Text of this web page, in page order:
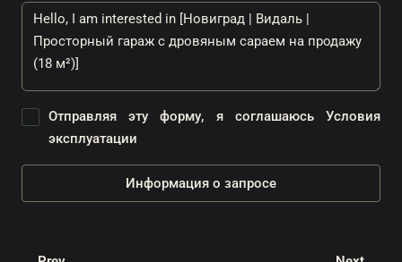
Отправляя эту форму, я соглашаюсь Условия
эксплуатации
Информация о запросе